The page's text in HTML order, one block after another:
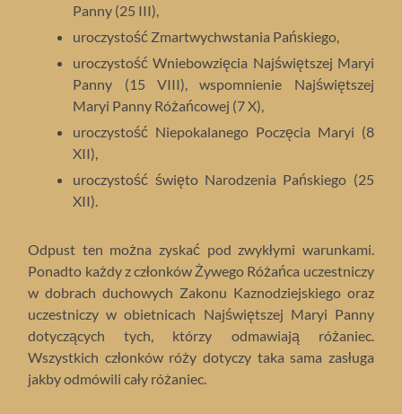
Panny (25 III),
uroczystość Zmartwychwstania Pańskiego,
uroczystość Wniebowzięcia Najświętszej Maryi
Panny (15 VIII), wspomnienie Najświętszej
Maryi Panny Różańcowej (7 X),
uroczystość Niepokalanego Poczęcia Maryi (8
XII),
uroczystość święto Narodzenia Pańskiego (25
XII).
Odpust ten można zyskać pod zwykłymi warunkami.
Ponadto każdy z członków Żywego Różańca uczestniczy
w dobrach duchowych Zakonu Kaznodziejskiego oraz
uczestniczy w obietnicach Najświętszej Maryi Panny
dotyczących tych, którzy odmawiają różaniec.
Wszystkich członków róży dotyczy taka sama zasługa
jakby odmówili cały różaniec.